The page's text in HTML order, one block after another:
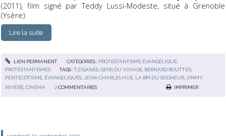
(2011), film signé par Teddy Lussi-Modeste, situé à Grenoble
(Ysère).
Lire la suite
LIEN PERMANENT CATÉGORIES : PROTESTANTISME ÉVANGÉLIQUE,
PROTESTANTISMES
TAGS :TZIGANES,GENS DU VOYAGE, BERNARD BOUTTER,
PENTECÔTISME, ÉVANGÉLIQUES,JEAN-CHARLES HUE, LA BM DU SEIGNEUR,JIMMY
RIVIÈRE ,CINÉMA 2 COMMENTAIRES IMPRIMER